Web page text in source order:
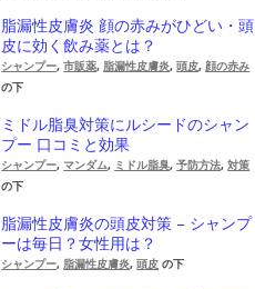
脂漏性皮膚炎 顔の赤みがひどい・頭
皮に効く飲み薬とは？
シャンプー,市販薬, 脂漏性皮膚炎,頭皮,顔の赤み
の下
ミドル脂臭対策にルシードのシャン
プー 口コミと効果
シャンプー, マンダム, ミドル脂臭,予防方法,対策
の下
脂漏性皮膚炎の頭皮対策 – シャンプ
ーは毎日？女性用は？
シャンプー, 脂漏性皮膚炎,頭皮 の下